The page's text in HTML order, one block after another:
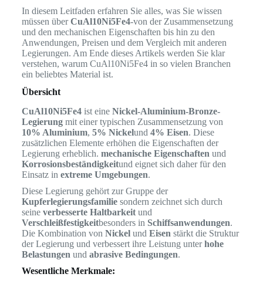
In diesem Leitfaden erfahren Sie alles, was Sie wissen
müssen überCuAl10Ni5Fe4-von der Zusammensetzung
und den mechanischen Eigenschaften bis hin zu den
Anwendungen, Preisen und dem Vergleich mit anderen
Legierungen. Am Ende dieses Artikels werden Sie klar
verstehen, warum CuAl10Ni5Fe4 in so vielen Branchen
ein beliebtes Material ist.
Übersicht
CuAl10Ni5Fe4ist eine Nickel-Aluminium-Bronze-
Legierungmit einer typischen Zusammensetzung von
10% Aluminium, 5% Nickelund 4% Eisen. Diese
zusätzlichen Elemente erhöhen die Eigenschaften der
Legierung erheblich. mechanische Eigenschaften und
Korrosionsbeständigkeitund eignet sich daher für den
Einsatz in extreme Umgebungen.
Diese Legierung gehört zur Gruppe der
Kupferlegierungsfamiliesondern zeichnet sich durch
seine verbesserte Haltbarkeitund
Verschleißfestigkeitbesonders in Schiffsanwendungen.
Die Kombination von Nickelund Eisen stärkt die Struktur
der Legierung und verbessert ihre Leistung unterhohe
Belastungen und abrasive Bedingungen.
Wesentliche Merkmale: